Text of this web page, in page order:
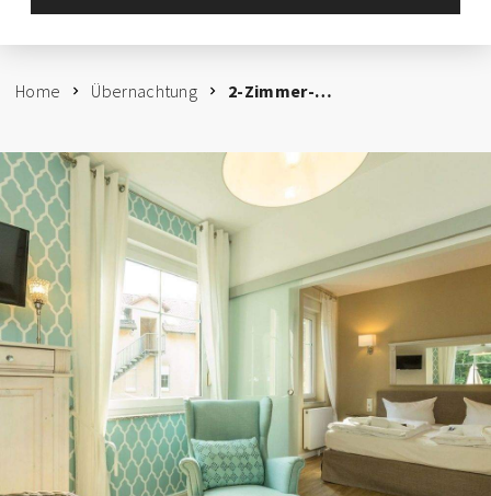
Home Übernachtung 2-Zimmer-Appartment